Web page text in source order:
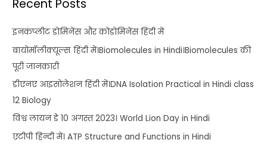
Recent Posts
इनकंप्लीट डोमिनेंस और कोडोमिनेंस हिंदी में
बायोमॉलीक्यूल्स हिंदी में।Biomolecules in Hindi।Biomolecules की
पूरी जानकारी
डीएनए आइसोलेशन हिंदी में।DNA Isolation Practical in Hindi class
12 Biology
विश्व लायन डे 10 अगस्त 2023। World Lion Day in Hindi
एटीपी हिन्दी में। ATP Structure and Functions in Hindi